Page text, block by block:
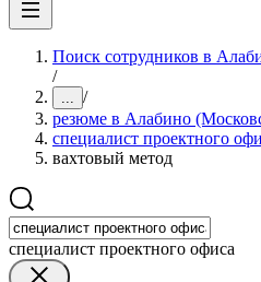
Поиск сотрудников в
/
... /
резюме в Алабино
специалист проектного
вахтовый метод
специалист проектного офиса